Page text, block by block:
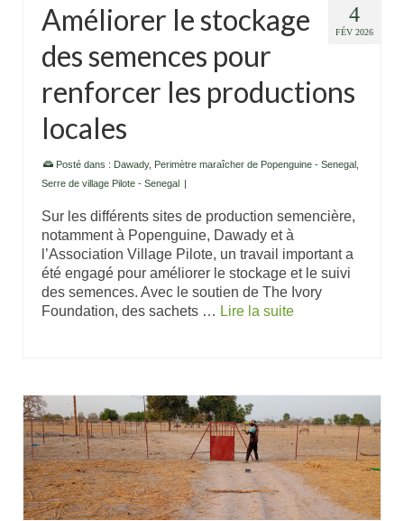
4
FÉV 2026
Améliorer le stockage
des semences pour
renforcer les productions
locales
Posté dans : Dawady, Perimètre maraîcher de Popenguine - Senegal
Serre de village Pilote - Senegal |
Sur les différents sites de production semencière,
notamment à Popenguine, Dawady et à
l’Association Village Pilote, un travail important a
été engagé pour améliorer le stockage et le suivi
des semences. Avec le soutien de The Ivory
Foundation, des sachets … Lire la suite